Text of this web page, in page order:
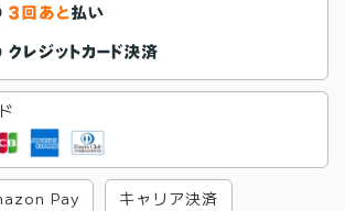
Pay キャリア決済